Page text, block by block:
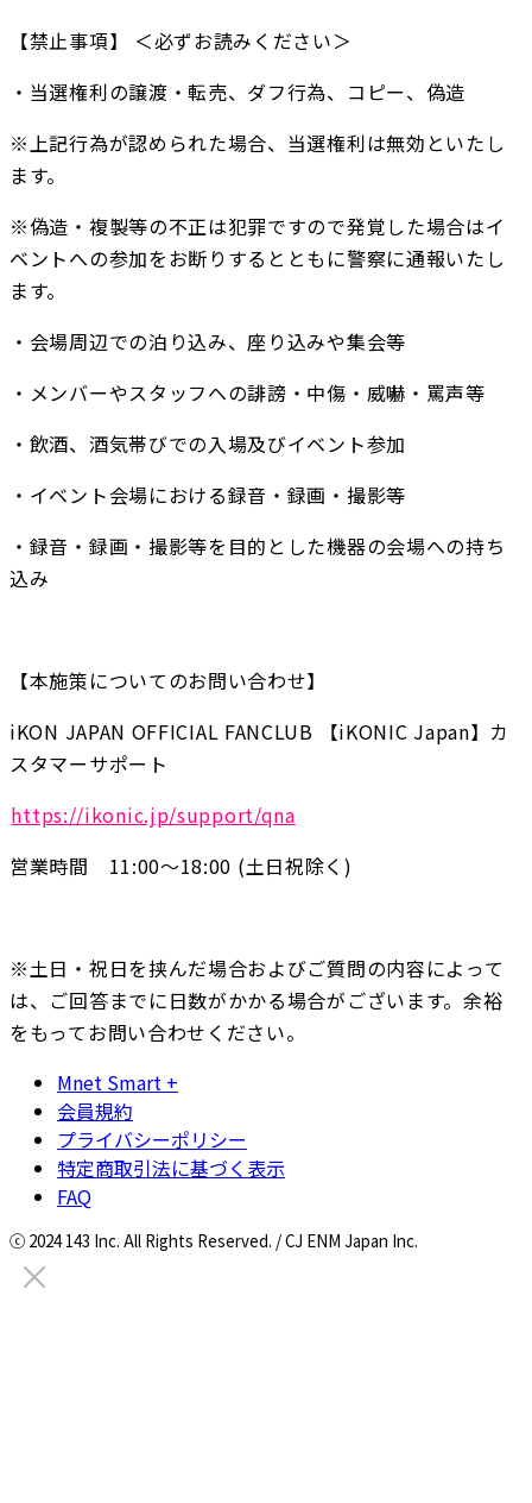
【禁止事項】 ＜必ずお読みください＞
・当選権利の譲渡・転売、ダフ行為、コピー、偽造
※上記行為が認められた場合、当選権利は無効といたし
ます。
※偽造・複製等の不正は犯罪ですので発覚した場合はイ
ベントへの参加をお断りするとともに警察に通報いたし
ます。
・会場周辺での泊り込み、座り込みや集会等
・メンバーやスタッフへの誹謗・中傷・威嚇・罵声等
・飲酒、酒気帯びでの入場及びイベント参加
・イベント会場における録音・録画・撮影等
・録音・録画・撮影等を目的とした機器の会場への持ち
込み
【本施策についてのお問い合わせ】
iKON JAPAN OFFICIAL FANCLUB 【iKONIC Japan】カ
スタマーサポート
https://ikonic.jp/support/qna
営業時間　11:00～18:00 (土日祝除く)
※土日・祝日を挟んだ場合およびご質問の内容によって
は、ご回答までに日数がかかる場合がございます。余裕
をもってお問い合わせください。
Mnet Smart +
会員規約
プライバシーポリシー
特定商取引法に基づく表示
FAQ
ⓒ 2024 143 Inc. All Rights Reserved. / CJ ENM Japan Inc.